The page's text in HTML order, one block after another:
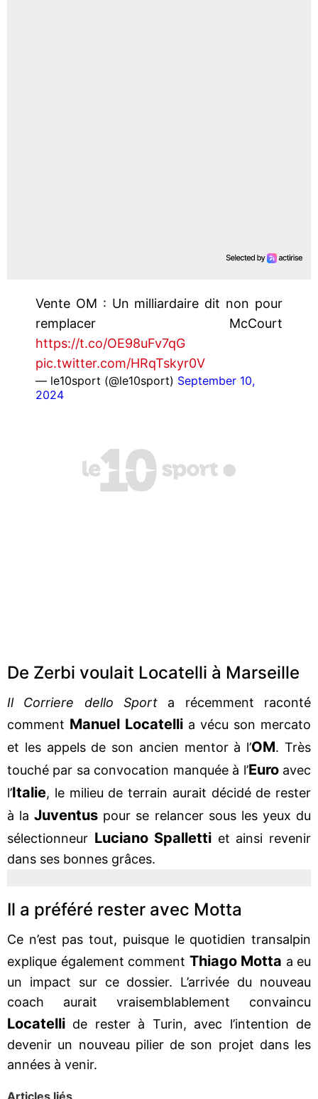
Vente OM : Un milliardaire dit non pour
remplacer McCourt
https://t.co/OE98uFv7qG
pic.twitter.com/HRqTskyr0V
— le10sport (@le10sport) September 10,
2024
De Zerbi voulait Locatelli à Marseille
Il Corriere dello Sport a récemment raconté
comment Manuel Locatelli a vécu son mercato
et les appels de son ancien mentor à l’OM. Très
touché par sa convocation manquée à l’Euroavec
l’Italie, le milieu de terrain aurait décidé de rester
à laJuventus pour se relancer sous les yeux du
sélectionneur Luciano Spalletti et ainsi revenir
dans ses bonnes grâces.
Il a préféré rester avec Motta
Ce n’est pas tout, puisque le quotidien transalpin
explique également comment Thiago Motta a eu
un impact sur ce dossier. L’arrivée du nouveau
coach aurait vraisemblablement convaincu
Locatelli de rester à Turin, avec l’intention de
devenir un nouveau pilier de son projet dans les
années à venir.
Articles liés